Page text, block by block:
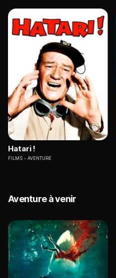
Hatari !
FILMS AVENTURE
Aventure à venir